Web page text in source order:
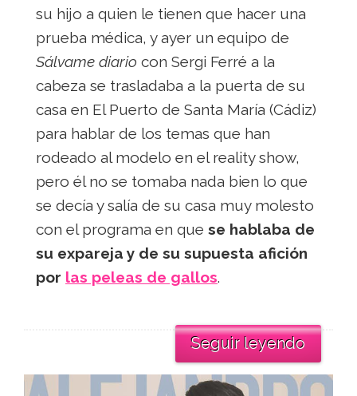
su hijo a quien le tienen que hacer una
prueba médica, y ayer un equipo de
Sálvame diario con Sergi Ferré a la
cabeza se trasladaba a la puerta de su
casa en El Puerto de Santa María (Cádiz)
para hablar de los temas que han
rodeado al modelo en el reality show,
pero él no se tomaba nada bien lo que
se decía y salía de su casa muy molesto
con el programa en que se hablaba de
su expareja y de su supuesta afición
por las peleas de gallos.
Seguir leyendo